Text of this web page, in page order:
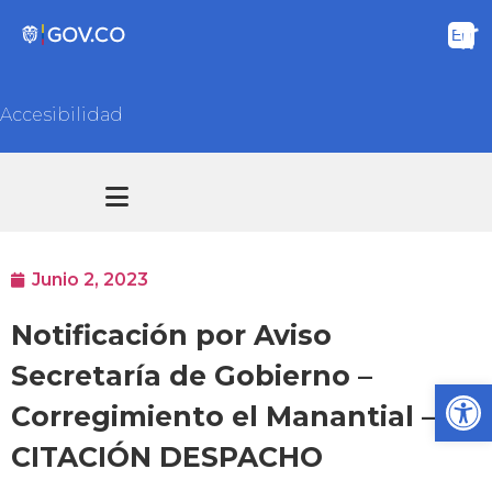
Accesibilidad
Junio 2, 2023
Notificación por Aviso
Secretaría de Gobierno –
Corregimiento el Manantial –
CITACIÓN DESPACHO